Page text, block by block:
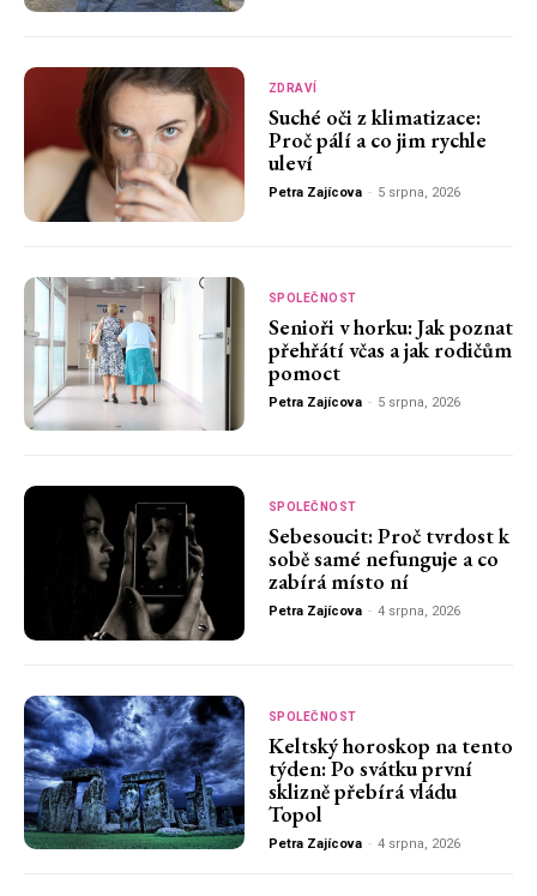
ZDRAVÍ
Suché oči z klimatizace:
Proč pálí a co jim rychle
uleví
Petra Zajícova - 5 srpna, 2026
SPOLEČNOST
Senioři v horku: Jak poznat
přehřátí včas a jak rodičům
pomoct
Petra Zajícova - 5 srpna, 2026
SPOLEČNOST
Sebesoucit: Proč tvrdost k
sobě samé nefunguje a co
zabírá místo ní
Petra Zajícova - 4 srpna, 2026
SPOLEČNOST
Keltský horoskop na tento
týden: Po svátku první
sklizně přebírá vládu
Topol
Petra Zajícova - 4 srpna, 2026